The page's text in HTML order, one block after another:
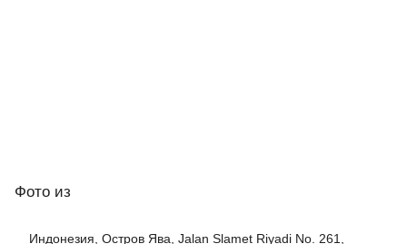
Фото из
Индонезия, Остров Ява, Jalan Slamet Riyadi No. 261,